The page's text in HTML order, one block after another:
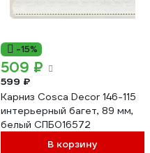
-15%
509 ₽
599 ₽
Карниз Cosca Decor 146-115
интерьерный багет, 89 мм,
белый СПБ016572
В корзину